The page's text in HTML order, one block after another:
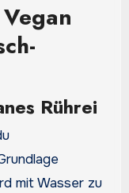
Rührei
mit Wasser zu